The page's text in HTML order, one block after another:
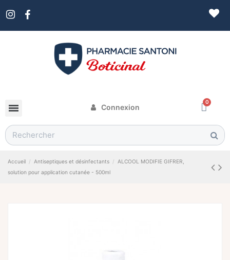
Connexion
Accueil Antiseptiques et désinfectants
ALCOOL MODIFIE GIFRER,
solution pour application cutanée - 500ml